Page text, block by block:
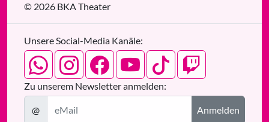
© 2026 BKA Theater
Unsere Social-Media Kanäle:
Zu unserem Newsletter anmelden:
@ Anmelden